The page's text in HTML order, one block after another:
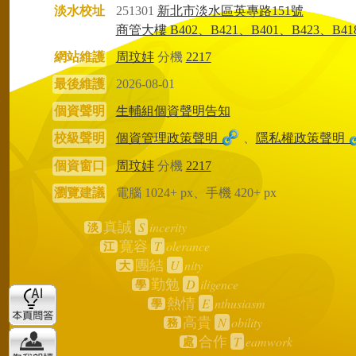
淡水校址 251301 新北市淡水區英專路151號
商管大樓 B402、B421、B401、B423、
網站維護
周玟妦分機 2217
最後維護
2026-08-01
個資聲明
生輔組個資聲明告知
校級聲明
個資管理政策聲明 隱私權政策聲明
個資窗口 周玟妦分機 2217
瀏覽建議
電腦 1024+ px、手機 420+ px
淡 真誠 S incerity
江 寬容 T olerance
大 團結 U nity
學 勤勉 D iligence
學 熱情 E nthusiasm
務 高貴 N obility
處 合作 T eamwork